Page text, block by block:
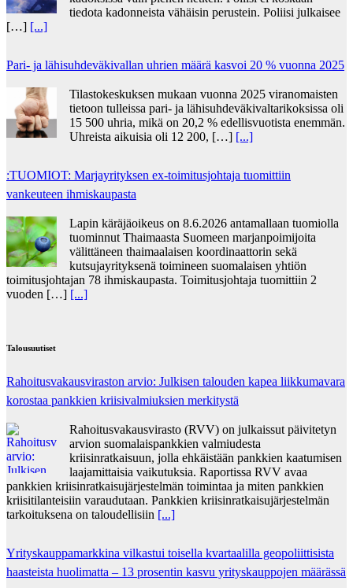
tiedota kadonneista vähäisin perustein. Poliisi julkaisee
[…] [...]
Pari- ja lähisuhdeväkivallan uhrien määrä kasvoi 20 % vuonna 2025
Tilastokeskuksen mukaan vuonna 2025 viranomaisten
tietoon tulleissa pari- ja lähisuhdeväkivaltarikoksissa oli
15 500 uhria, mikä on 20,2 % edellisvuotista enemmän.
Uhreista aikuisia oli 12 200, […] [...]
:TUOMIOT: Marjayrityksen ex-toimitusjohtaja tuomittiin
vankeuteen ihmiskaupasta
Lapin käräjäoikeus on 8.6.2026 antamallaan tuomiolla
tuominnut Thaimaasta Suomeen marjanpoimijoita
välittäneen thaimaalaisen koordinaattorin sekä
kutsujayrityksenä toimineen suomalaisen yhtiön
toimitusjohtajan 78 ihmiskaupasta. Toimitusjohtaja tuomittiin 2
vuoden […] [...]
Talousuutiset
Rahoitusvakausviraston arvio: Julkisen talouden kapea liikkumavara
korostaa pankkien kriisivalmiuksien merkitystä
Rahoitusvakausvirasto (RVV) on julkaissut päivitetyn
arvion suomalaispankkien valmiudesta
kriisinratkaisuun, jolla ehkäistään pankkien kaatumisen
laajamittaisia vaikutuksia. Raportissa RVV avaa
pankkien kriisinratkaisujärjestelmän toimintaa ja miten pankkien
kriisitilanteisiin varaudutaan. Pankkien kriisinratkaisujärjestelmän
tarkoituksena on taloudellisiin [...]
Yrityskauppamarkkina vilkastui toisella kvartaalilla geopoliittisista
haasteista huolimatta – 13 prosentin kasvu yrityskauppojen määrässä